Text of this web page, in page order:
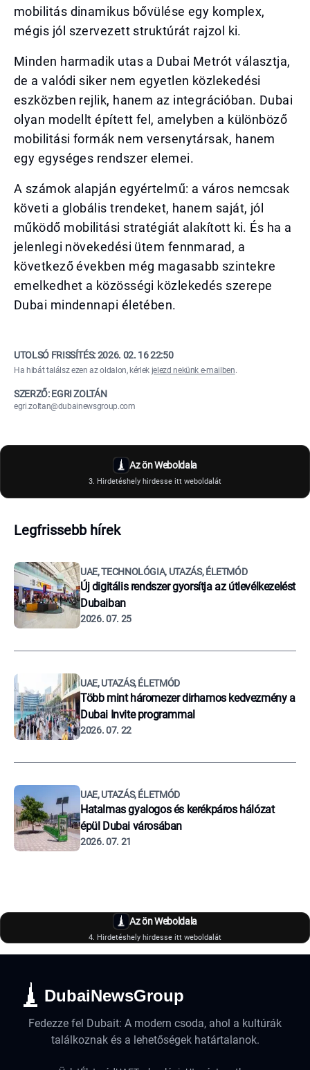
mobilitás dinamikus bővülése egy komplex,
mégis jól szervezett struktúrát rajzol ki.
Minden harmadik utas a Dubai Metrót választja,
de a valódi siker nem egyetlen közlekedési
eszközben rejlik, hanem az integrációban. Dubai
olyan modellt épített fel, amelyben a különböző
mobilitási formák nem versenytársak, hanem
egy egységes rendszer elemei.
A számok alapján egyértelmű: a város nemcsak
követi a globális trendeket, hanem saját, jól
működő mobilitási stratégiát alakított ki. És ha a
jelenlegi növekedési ütem fennmarad, a
következő években még magasabb szintekre
emelkedhet a közösségi közlekedés szerepe
Dubai mindennapi életében.
UTOLSÓ FRISSÍTÉS:2026. 02. 16 22:50
Ha hibát találsz ezen az oldalon, kérlek jelezd nekünk e-mailben.
SZERZŐ: EGRI ZOLTÁN
egri.zoltan@dubainewsgroup.com
Az ön Weboldala
3. Hirdetéshely hirdesse itt weboldalát
Legfrissebb hírek
UAE, TECHNOLÓGIA, UTAZÁS, ÉLETMÓD
Új digitális rendszer gyorsítja az útlevélkezelést
Dubaiban
2026. 07. 25
UAE, UTAZÁS, ÉLETMÓD
Több mint háromezer dirhamos kedvezmény a
Dubai Invite programmal
2026. 07. 22
UAE, UTAZÁS, ÉLETMÓD
Hatalmas gyalogos és kerékpáros hálózat
épül Dubai városában
2026. 07. 21
Az ön Weboldala
4. Hirdetéshely hirdesse itt weboldalát
DubaiNewsGroup
Fedezze fel Dubait: A modern csoda, ahol a kultúrák
találkoznak és a lehetőségek határtalanok.